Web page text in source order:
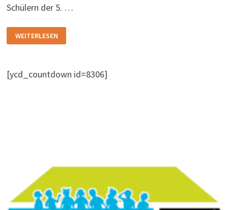
Schülern der 5. …
TEILNAHME
AM
UNTERWEGS“
WEITERLESEN
[ycd_countdown id=8306]